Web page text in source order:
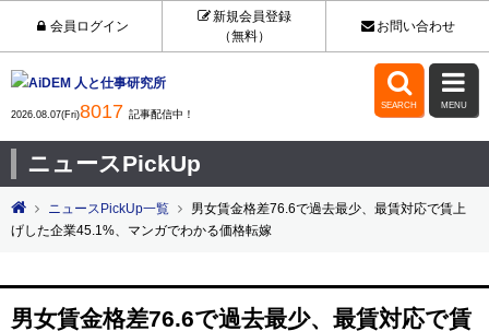
会員ログイン
新規会員登録
（無料）
お問い合わせ
2026.08.07(Fri)8017 記事配信中！

SEARCH

MENU
ニュースPickUp
ニュースPickUp一覧
男女賃金格差76.6で過去最少、最賃対応で賃上
げした企業45.1%、マンガでわかる価格転嫁
男女賃金格差76.6で過去最少、最賃対応で賃